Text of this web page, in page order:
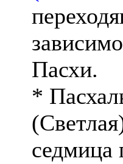
Пасхи.
*
седмица